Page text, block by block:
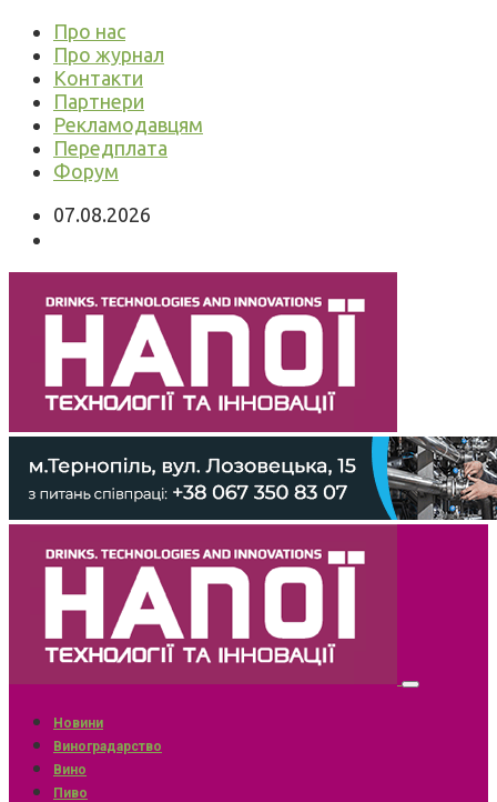
Про нас
Про журнал
Контакти
Партнери
Рекламодавцям
Передплата
Форум
07.08.2026
Новини
Виноградарство
Вино
Пиво